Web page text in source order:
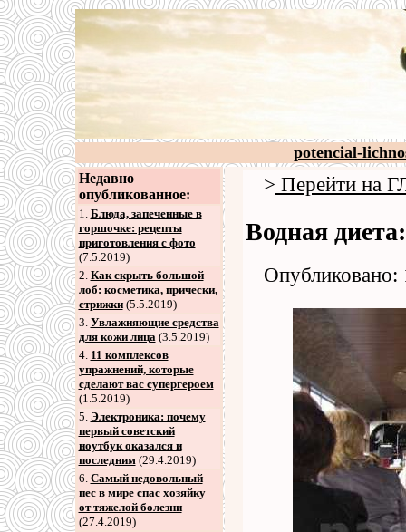
potencial-
Недавно
опубликованное:
1. Блюда, запеченные в
горшочке: рецепты
приготовления с фото
(7.5.2019)
2. Как скрыть большой
лоб: косметика, прически,
стрижки(5.5.2019)
3. Увлажняющие средства
для кожи лица(3.5.2019)
4. 11 комплексов
упражнений, которые
сделают вас супергероем
(1.5.2019)
5. Электроника: почему
первый советский
ноутбук оказался и
последним(29.4.2019)
6. Самый недовольный
пес в мире спас хозяйку
от тяжелой болезни
(27.4.2019)
> Перейти на
Водная
Опубликовано: